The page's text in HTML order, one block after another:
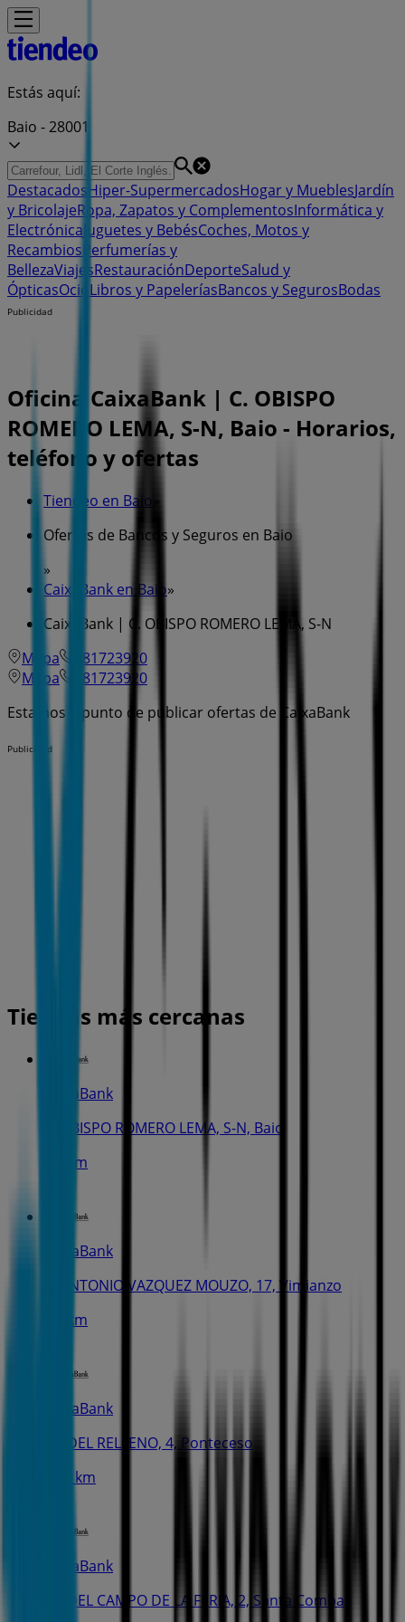
Estás aquí:
Baio - 28001
Destacados Hiper-SupermercadosHogar y MueblesJardín
y BricolajeRopa, Zapatos y ComplementosInformática y
Electrónica Juguetes y BebésCoches, Motos y
Recambios Perfumerías y
BellezaViajesRestauraciónDeporteSalud y
ÓpticasOcio Libros y PapeleríasBancos y SegurosBodas
Publicidad
Oficina CaixaBank | C. OBISPO
ROMERO LEMA, S-N, Baio - Horarios,
teléfono y ofertas
Tiendeo en Baio
Ofertas de Bancos y Seguros en Baio
»
CaixaBank en Baio»
CaixaBank | C. OBISPO ROMERO LEMA, S-N
Mapa
981723920
Mapa
981723920
Estamos a punto de publicar ofertas de CaixaBank
Publicidad
Tiendas más cercanas
CaixaBank
C. OBISPO ROMERO LEMA, S-N, Baio
1.1 km
CaixaBank
C. ANTONIO VAZQUEZ MOUZO, 17, Vimianzo
7.2 km
CaixaBank
PL. DEL RELLENO, 4, Ponteceso
11.2 km
CaixaBank
PL. DEL CAMPO DE LA FERIA, 2, Santa Comba